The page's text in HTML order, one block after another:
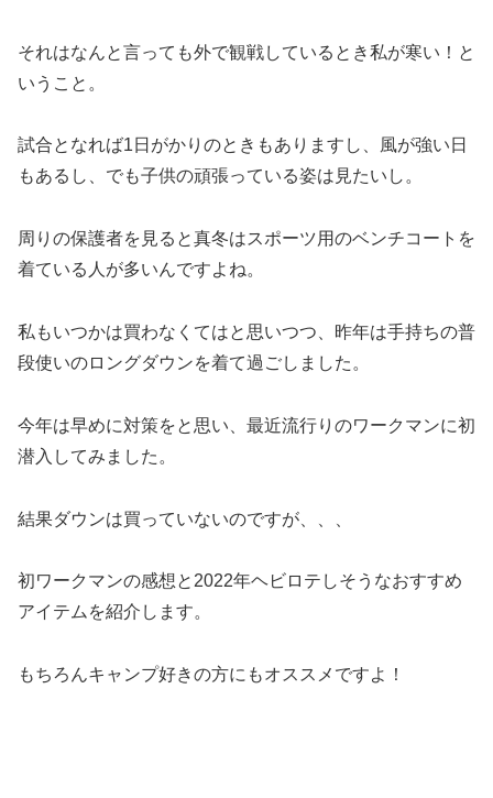
それはなんと言っても外で観戦しているとき私が寒い！と
いうこと。
試合となれば1日がかりのときもありますし、風が強い日
もあるし、でも子供の頑張っている姿は見たいし。
周りの保護者を見ると真冬はスポーツ用のベンチコートを
着ている人が多いんですよね。
私もいつかは買わなくてはと思いつつ、昨年は手持ちの普
段使いのロングダウンを着て過ごしました。
今年は早めに対策をと思い、最近流行りのワークマンに初
潜入してみました。
結果ダウンは買っていないのですが、、、
初ワークマンの感想と2022年ヘビロテしそうなおすすめ
アイテムを紹介します。
もちろんキャンプ好きの方にもオススメですよ！